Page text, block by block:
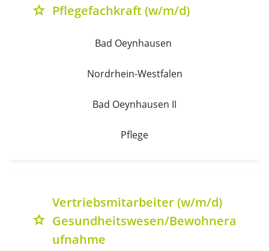
grade Pflegefachkraft (w/m/d)
Bad Oeynhausen
Nordrhein-Westfalen
Bad Oeynhausen II
Pflege
grade
Vertriebsmitarbeiter (w/m/d)
Gesundheitswesen/Bewohnera
ufnahme